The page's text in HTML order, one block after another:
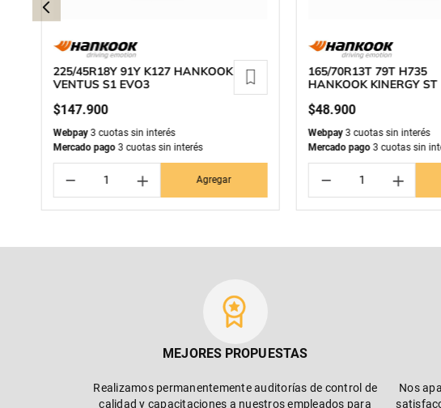
225/45R18Y 91Y K127 HANKOOK
VENTUS S1 EVO3
$147.900
Webpay3 cuotas sin interés
Mercado pago3 cuotas sin interés
＋
－ Agregar
165/70R13T 79T H735
HANKOOK KINERGY ST
$48.900
Webpay 3 cuotas sin interés
Mercado pago 3 cuotas sin
＋
－
MEJORES PROPUESTAS
Realizamos permanentemente auditorías de control de
calidad y capacitaciones a nuestros empleados para
Nos